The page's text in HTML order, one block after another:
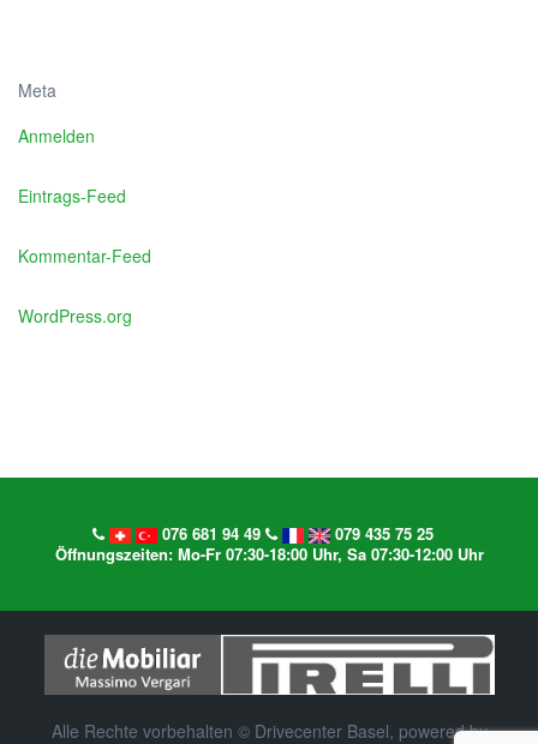
Meta
Anmelden
Eintrags-Feed
Kommentar-Feed
WordPress.org
076 681 94 49
079 435 75 25
Öffnungszeiten: Mo-Fr 07:30-18:00 Uhr, Sa 07:30-12:00 Uhr
Alle Rechte vorbehalten © Drivecenter Basel, powered by